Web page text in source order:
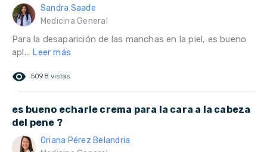
Sandra Saade
Medicina General
Para la desaparición de las manchas en la piel, es bueno
apl... Leer más
remove_red_eye 5098 vistas
es bueno echarle crema para la cara a la cabeza
del pene ?
Oriana Pérez Belandria